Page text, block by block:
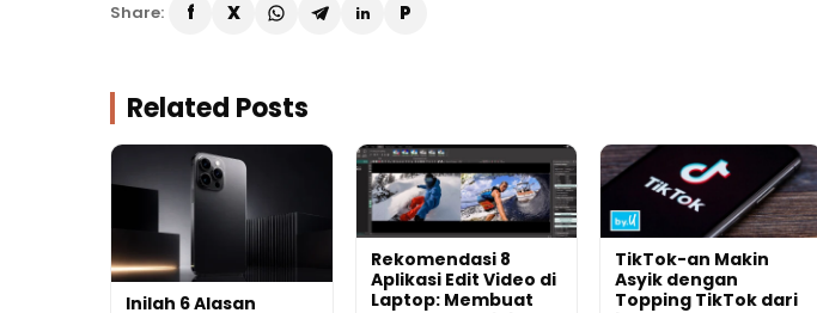
Share:
Related Posts
Inilah 6 Alasan
Rekomendasi 8
Aplikasi Edit Video di
Laptop: Membuat
TikTok-an Makin
Asyik dengan
Topping TikTok dari